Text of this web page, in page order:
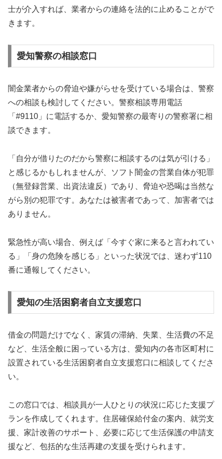
士が介入すれば、業者からの連絡を法的に止めることがで
きます。
愛知警察の相談窓口
闇金業者からの脅迫や嫌がらせを受けている場合は、警察
への相談も検討してください。警察相談専用電話
「#9110」に電話するか、愛知警察の最寄りの警察署に相
談できます。
「自分が借りたのだから警察に相談するのは気が引ける」
と感じるかもしれませんが、ソフト闇金の営業自体が犯罪
（無登録営業、出資法違反）であり、脅迫や恐喝は当然な
がら別の犯罪です。あなたは被害者であって、加害者では
ありません。
緊急性が高い場合、例えば「今すぐ家に来ると言われてい
る」「身の危険を感じる」といった状況では、迷わず110
番に通報してください。
愛知の生活困窮者自立支援窓口
借金の問題だけでなく、家賃の滞納、失業、生活費の不足
など、生活全般に困っている方は、愛知内の各市区町村に
設置されている生活困窮者自立支援窓口に相談してくださ
い。
この窓口では、相談員が一人ひとりの状況に応じた支援プ
ランを作成してくれます。住居確保給付金の案内、就労支
援、家計改善のサポート、必要に応じて生活保護の申請支
援など、包括的な生活再建の支援を受けられます。